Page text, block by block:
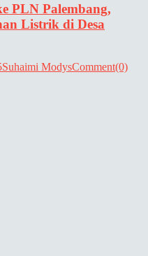
PLN Palembang,
Listrik di Desa
Suhaimi ModysComment(0)